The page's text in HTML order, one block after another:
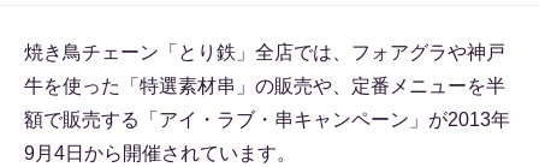
焼き鳥チェーン「とり鉄」全店では、フォアグラや神戸
牛を使った「特選素材串」の販売や、定番メニューを半
額で販売する「アイ・ラブ・串キャンペーン」が2013年
9月4日から開催されています。